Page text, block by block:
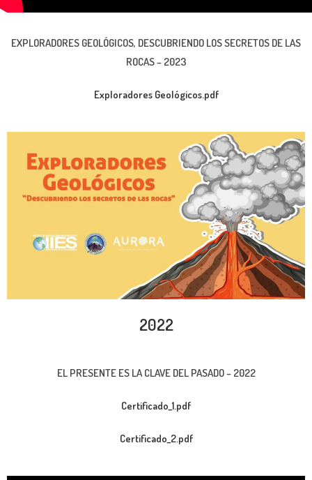
EXPLORADORES GEOLÓGICOS, DESCUBRIENDO LOS SECRETOS DE LAS
ROCAS – 2023
Exploradores Geológicos.pdf
2022
EL PRESENTE ES LA CLAVE DEL PASADO – 2022
Certificado_1.pdf
Certificado_2.pdf